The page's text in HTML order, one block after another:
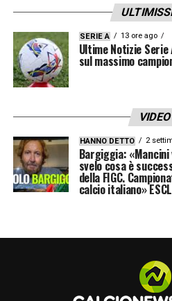
SERIE A 13 ore ago
Ultime Notizie
sul massimo
VIDEO
HANNO DETTO 2
Bargiggia: «Mancini
svelo cosa è
della FIGC.
calcio italiano»